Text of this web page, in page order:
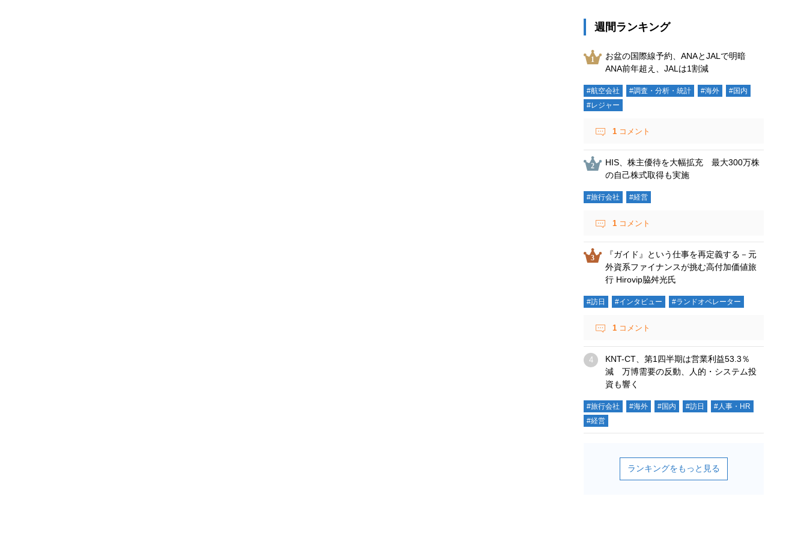
週間ランキング
お盆の国際線予約、ANAとJALで明暗
ANA前年超え、JALは1割減
#航空会社 #調査・分析・統計 #海外
#国内
#レジャー
1 コメント
HIS、株主優待を大幅拡充 最大300万株
の自己株式取得も実施
#旅行会社 #経営
1 コメント
『ガイド』という仕事を再定義する－元
外資系ファイナンスが挑む高付加価値旅
行 Hirovip脇舛光氏
#訪日 #インタビュー #ランドオペレーター
1 コメント
KNT-CT、第1四半期は営業利益53.3％
減 万博需要の反動、人的・システム投
資も響く
#旅行会社 #海外 #国内 #訪日
#人事・HR
#経営